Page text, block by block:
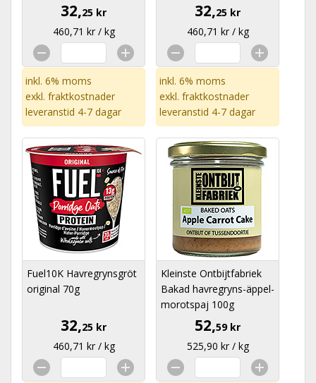
32,25 kr
460,71 kr / kg
inkl. 6% moms
exkl. fraktkostnader
leveranstid 4-7 dagar
32,25 kr
460,71 kr / kg
inkl. 6% moms
exkl. fraktkostnader
leveranstid 4-7 dagar
Fuel10K Havregrynsgröt
original 70g
32,25 kr
460,71 kr / kg
Kleinste Ontbijtfabriek
Bakad havregryns-äppel-
morotspaj 100g
52,59 kr
525,90 kr / kg